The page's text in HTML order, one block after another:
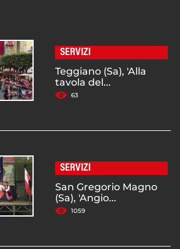
SERVIZI
Teggiano (Sa), 'Alla
tavola del...
63
SERVIZI
San Gregorio Magno
(Sa), 'Angio...
1059